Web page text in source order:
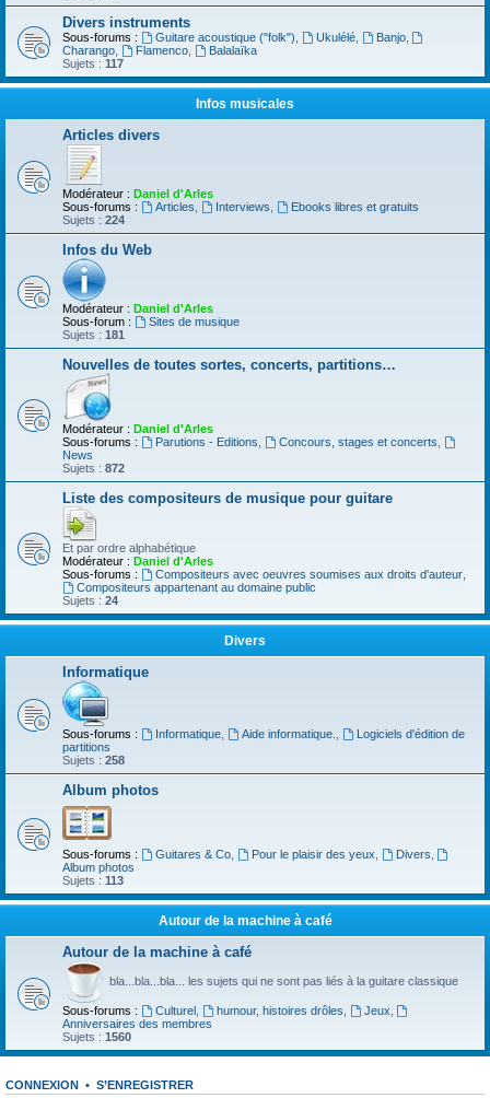
Divers instruments
Sous-forums : Guitare acoustique ("folk") Ukulélé, Banjo,
Charango
Flamenco,
Balalaïka
Sujets : 117
Infos musicales
Articles divers
Modérateur : Daniel d'Arles
Sous-forums :
Articles Interviews
Ebooks libres et gratuits
Sujets : 224
Infos du Web
Modérateur : Daniel d'Arles
Sous-forum :
Sites de musique
Sujets : 181
Nouvelles de toutes sortes, concerts, partitions…
Modérateur : Daniel d'Arles
Sous-forums :
Parutions - Editions Concours, stages et concerts
News
Sujets : 872
Liste des compositeurs de musique pour guitare
Et par ordre alphabétique
Modérateur : Daniel d'Arles
Sous-forums :
Compositeurs avec oeuvres soumises aux droits d'auteur,
Compositeurs appartenant au domaine public
Sujets : 24
Divers
Informatique
Sous-forums : Informatique, Aide informatique.
Logiciels d'édition de
partitions
Sujets : 258
Album photos
Sous-forums : Guitares & Co, Pour le plaisir des yeux Divers
Album photos
Sujets : 113
Autour de la machine à café
Autour de la machine à café
bla...bla...bla... les sujets qui ne sont pas liés à la guitare classique
Sous-forums : Culturel, humour, histoires drôles Jeux
Anniversaires des membres
Sujets : 1560
CONNEXION • S’ENREGISTRER